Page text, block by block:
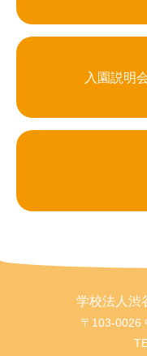
入園説明
学校法人渋
〒103-0026